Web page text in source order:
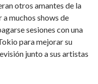
otros amantes de la
muchos shows de
sesiones con una
para mejorar su
junto a sus artistas